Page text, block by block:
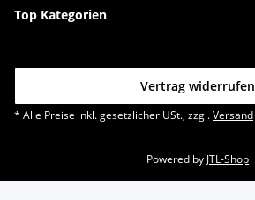
Top Kategorien
Vertrag widerrufen
* Alle Preise inkl. gesetzlicher USt., zzgl.Versand
Powered by JTL-Shop